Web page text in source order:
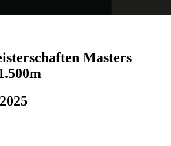
Masters